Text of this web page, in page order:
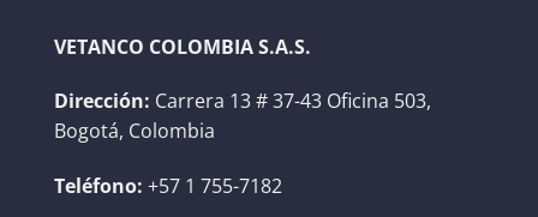
VETANCO COLOMBIA S.A.S.
Dirección: Carrera 13 # 37-43 Oficina 503,
Bogotá, Colombia
Teléfono: +57 1 755-7182